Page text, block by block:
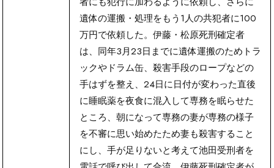
遺体の運搬・処理をもう1人の共犯者に100
万円で依頼した。伊藤・松原死刑確定者
は、同年3月23日までに遺体運搬のためトラ
ックやドラム缶、殺害手段のロープなどの
手はずを整え、24日に日付が変わった直後
に睡眠薬を夜食に混入して専務を眠らせた
ところ、朝になって専務の妻が専務の様子
を不審に思い始めたため妻も殺害すること
にし、手が足りないと考えて池田受刑者を